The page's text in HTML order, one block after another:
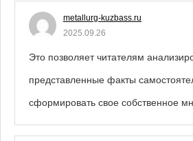
metallurg-kuzbass.ru
2025.09.26
Это позволяет читателям
представленные факты
сформировать свое собственное